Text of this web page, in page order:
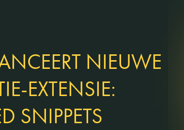
NIEUWE
EXTENSIE:
SNIPPETS